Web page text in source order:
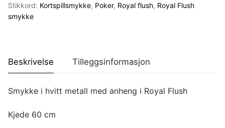
antall
Stikkord: Kortspillsmykke, Poker, Royal flush, Royal Flush
smykke
Beskrivelse Tilleggsinformasjon
Smykke i hvitt metall med anheng i Royal Flush
Kjede 60 cm